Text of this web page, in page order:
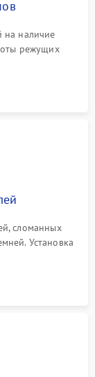
на наличие
режущих
электромотора
ткани.
сломанных
Установка
цепях